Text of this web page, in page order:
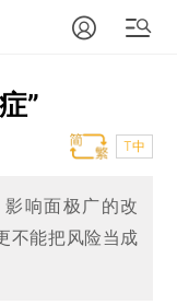
”
T中
响面极广的改
不能把风险当成